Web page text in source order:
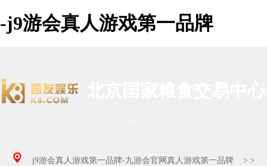
-j9游会真人游戏第一品牌
j9游会真人游戏第一品牌-九游会官网真人游戏第一品牌 > >